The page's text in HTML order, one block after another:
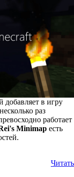
в игру
раз
работает
Minimap есть
Читать